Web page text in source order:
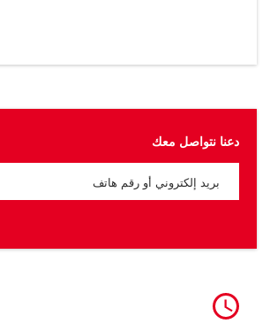
دعنا نتواصل معك